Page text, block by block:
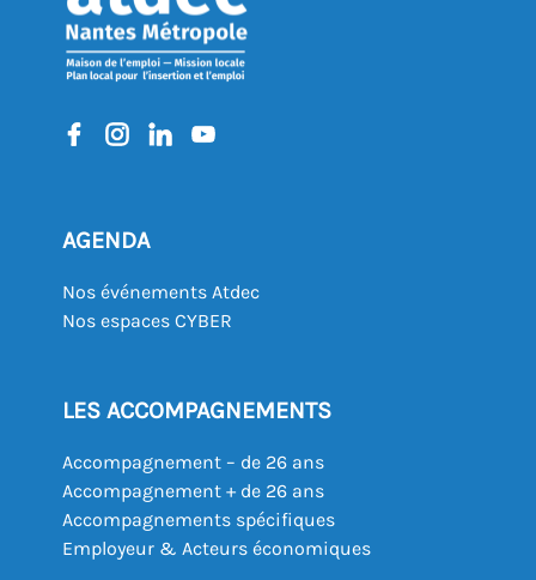
AGENDA
Nos événements Atdec
Nos espaces CYBER
LES ACCOMPAGNEMENTS
Accompagnement – de 26 ans
Accompagnement + de 26 ans
Accompagnements spécifiques
Employeur & Acteurs économiques